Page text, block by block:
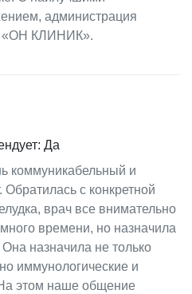
администрация
«ОН КЛИНИК».
Да
коммуникабельный и
с конкретной
врач все внимательно
времени, но назначила
назначила не только
иммунологические и
этом наше общение